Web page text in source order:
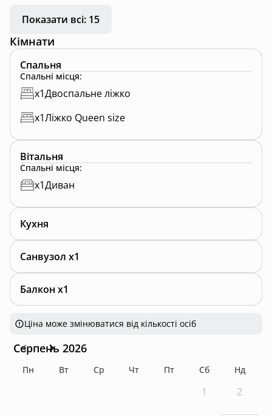
Показати всі: 15
Кімнати
Спальня
Спальні місця:
x1Двоспальне ліжко
x1Ліжко Queen size
Вітальня
Спальні місця:
x1Диван
Кухня
Санвузол x1
Балкон x1
Ціна може змінюватися від кількості осіб
Серпень 2026
Пн Вт Ср Чт Пт Сб Нд
1 2